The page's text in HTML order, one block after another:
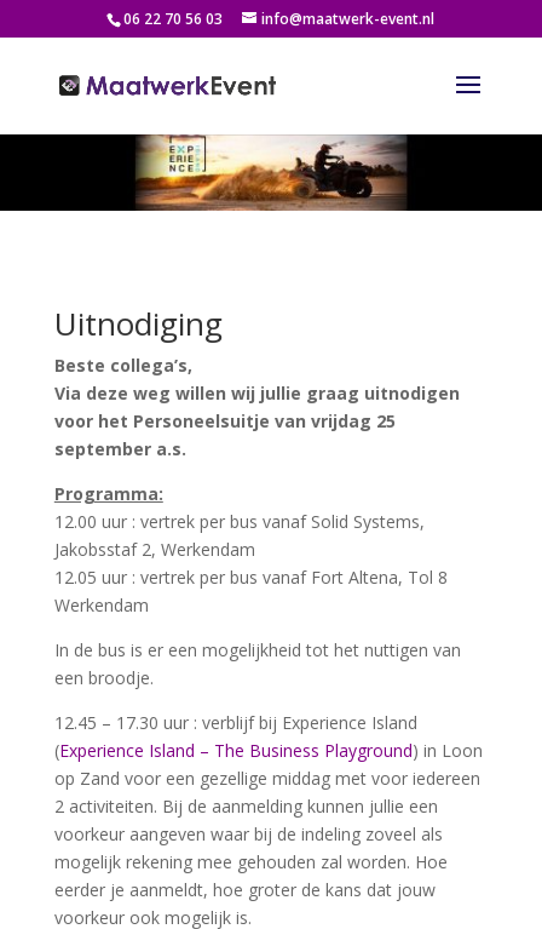
06 22 70 56 03 info@maatwerk-event.nl
Uitnodiging
Beste collega’s,
Via deze weg willen wij jullie graag uitnodigen
voor het Personeelsuitje van vrijdag 25
september a.s.
Programma:
12.00 uur : vertrek per bus vanaf Solid Systems,
Jakobsstaf 2, Werkendam
12.05 uur : vertrek per bus vanaf Fort Altena, Tol 8
Werkendam
In de bus is er een mogelijkheid tot het nuttigen van
een broodje.
12.45 – 17.30 uur : verblijf bij Experience Island
(Experience Island – The Business Playground) in Loon
op Zand voor een gezellige middag met voor iedereen
2 activiteiten. Bij de aanmelding kunnen jullie een
voorkeur aangeven waar bij de indeling zoveel als
mogelijk rekening mee gehouden zal worden. Hoe
eerder je aanmeldt, hoe groter de kans dat jouw
voorkeur ook mogelijk is.